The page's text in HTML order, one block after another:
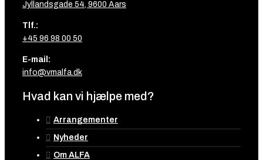
Jyllandsgade 54, 9600 Aars
Tlf.:
+45 96 98 00 50
E-mail:
info@vmalfa.dk
Hvad kan vi hjælpe med?
Arrangementer
Nyheder
Om ALFA